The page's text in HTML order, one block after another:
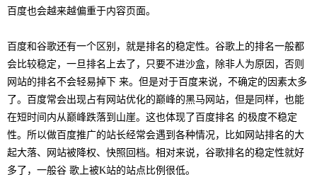
百度也会越来越偏重于内容页面。
百度和谷歌还有一个区别，就是排名的稳定性。谷歌上的排名一般都
会比较稳定，一旦排名上去了，只要不进沙盒，除非人为原因，否则
网站的排名不会轻易掉下 来。但是对于百度来说，不确定的因素太多
了。百度常会出现占有网站优化的巅峰的黑马网站，但是同样，也能
在短时间内从巅峰跌落到山崖。这也体现了百度排名 的极度不稳定
性。所以做百度推广的站长经常会遇到各种情况，比如网站排名的大
起大落、网站被降权、快照回档。相对来说，谷歌排名的稳定性就好
多了，一般谷 歌上被K站的站点比例很低。